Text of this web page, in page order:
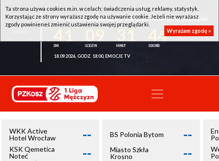
WKK ACTIVE HOTEL WROCŁAW - KSK QEMETICA NOTEĆ INOWROCŁAW
44
18.09.2026, GODZ. 18:00, EMOCJE TV
WKK Active
Hotel Wrocław
--
KSK Qemetica
Noteć
--
BS Polonia Bytom --
Miasto Szkła
Krosno
--
Ta strona używa cookies m.in. w celach: świadczenia usług, reklamy, statystyk.
Korzystając ze strony wyrażasz zgodę na używanie cookie. Jeżeli nie wyrażasz
zgody powinieneś zmienić ustawienia swojej przeglądarki.
Wyrażam zgodę »